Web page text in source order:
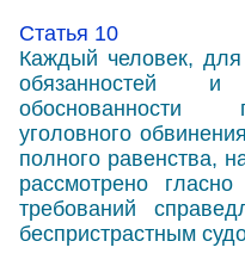
Статья 10
Каждый человек,
обязанностей
обоснованности
уголовного
полного равенства,
рассмотрено
требований
беспристрастным